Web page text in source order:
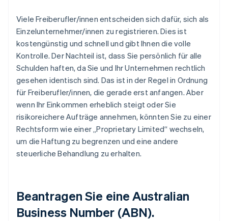
Viele Freiberufler/innen entscheiden sich dafür, sich als
Einzelunternehmer/innen zu registrieren. Dies ist
kostengünstig und schnell und gibt Ihnen die volle
Kontrolle. Der Nachteil ist, dass Sie persönlich für alle
Schulden haften, da Sie und Ihr Unternehmen rechtlich
gesehen identisch sind. Das ist in der Regel in Ordnung
für Freiberufler/innen, die gerade erst anfangen. Aber
wenn Ihr Einkommen erheblich steigt oder Sie
risikoreichere Aufträge annehmen, könnten Sie zu einer
Rechtsform wie einer „Proprietary Limited“ wechseln,
um die Haftung zu begrenzen und eine andere
steuerliche Behandlung zu erhalten.
Beantragen Sie eine Australian
Business Number (ABN).